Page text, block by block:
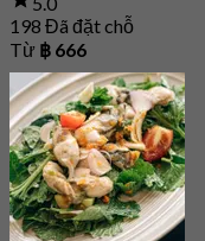
198 Đã đặt chỗ
Từ ฿ 666